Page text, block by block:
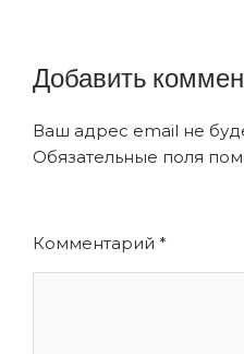
Добавить
Ваш адрес email не
Обязательные поля
Комментарий *